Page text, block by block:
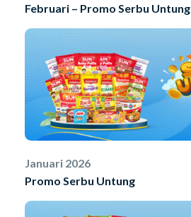
Februari – Promo Serbu Untung
Januari 2026
Promo Serbu Untung